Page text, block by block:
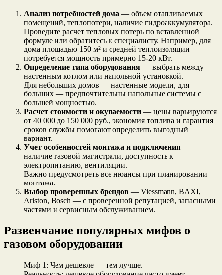
Анализ потребностей дома — объем отапливаемых
помещений, теплопотери, наличие гидроаккумулятора.
Проведите расчет тепловых потерь по вставленной
формуле или обратитесь к специалисту. Например, для
дома площадью 150 м² и средней теплоизоляции
потребуется мощность примерно 15-20 кВт.
Определение типа оборудования — выбрать между
настенным котлом или напольной установкой.
Для небольших домов — настенные модели, для
больших — предпочтительны напольные системы с
большей мощностью.
Расчет стоимости и окупаемости — цены варьируются
от 40 000 до 150 000 руб., экономия топлива и гарантия
сроков службы помогают определить выгодный
вариант.
Учет особенностей монтажа и подключения —
наличие газовой магистрали, доступность к
электропитанию, вентиляции.
Важно предусмотреть все нюансы при планировании
монтажа.
Выбор проверенных брендов — Viessmann, BAXI,
Ariston, Bosch — с проверенной репутацией, запасными
частями и сервисным обслуживанием.
Развенчание популярных мифов о
газовом оборудовании
Миф 1: Чем дешевле — тем лучше.